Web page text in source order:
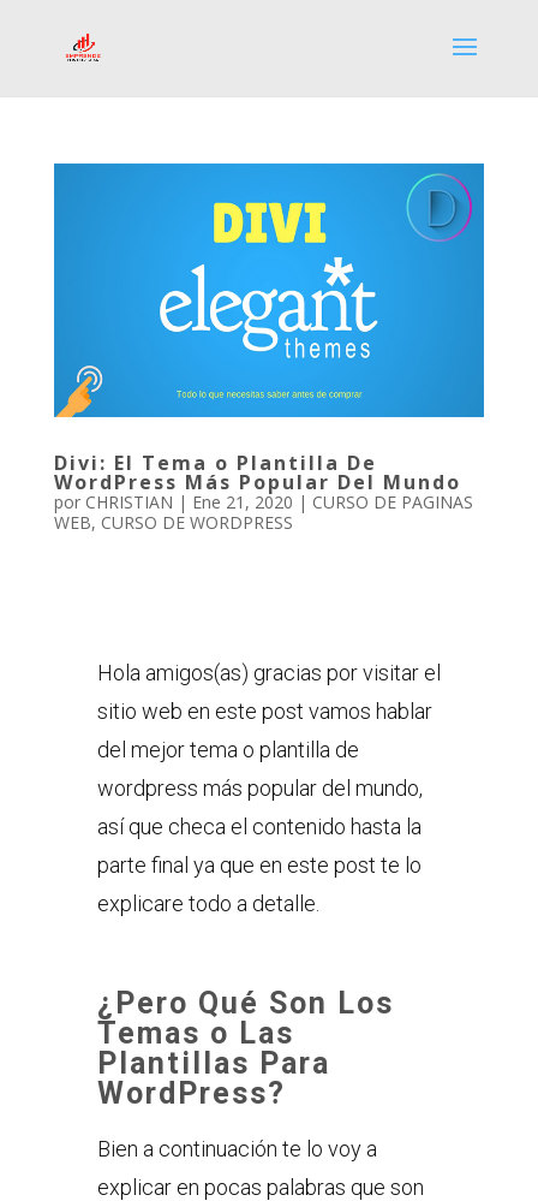
Divi: El Tema o Plantilla De
WordPress Más Popular Del Mundo
por CHRISTIAN | Ene 21, 2020 | CURSO DE PAGINAS
WEB, CURSO DE WORDPRESS
Hola amigos(as) gracias por visitar el
sitio web en este post vamos hablar
del mejor tema o plantilla de
wordpress más popular del mundo,
así que checa el contenido hasta la
parte final ya que en este post te lo
explicare todo a detalle.
¿Pero Qué Son Los
Temas o Las
Plantillas Para
WordPress?
Bien a continuación te lo voy a
explicar en pocas palabras que son